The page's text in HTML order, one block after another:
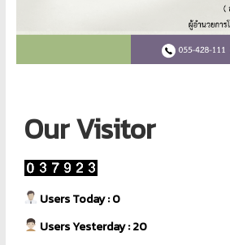
Our Visitor
Users Today : 0
Users Yesterday : 20